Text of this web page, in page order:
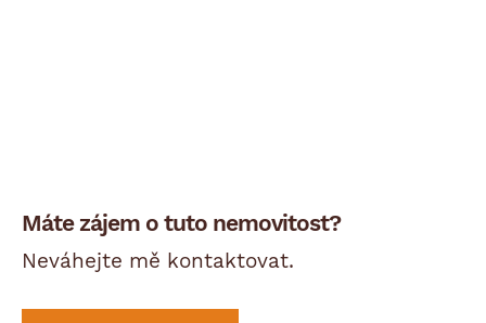
Máte zájem o tuto nemovitost?
Neváhejte mě kontaktovat.